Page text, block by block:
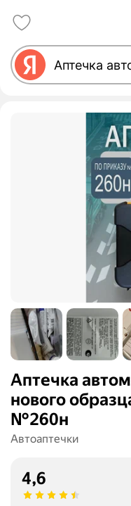
Аптечка
нового
№260н
Автоаптечки
4,6